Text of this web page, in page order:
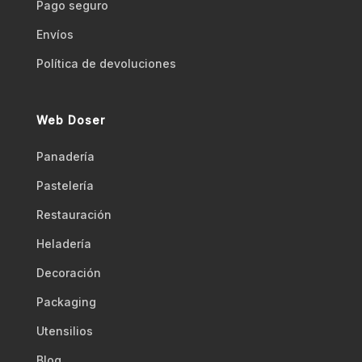
Pago seguro
Envíos
Polí­tica de devoluciones
Web Doser
Panadería
Pastelería
Restauración
Heladería
Decoración
Packaging
Utensilios